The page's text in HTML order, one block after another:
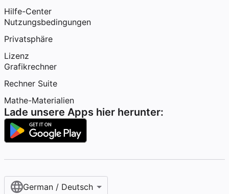
Hilfe-Center
Nutzungsbedingungen
Privatsphäre
Lizenz
Grafikrechner
Rechner Suite
Mathe-Materialien
Lade unsere Apps hier herunter:
German / Deutsch